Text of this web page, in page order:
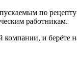
по рецепту
работникам.
и берёте